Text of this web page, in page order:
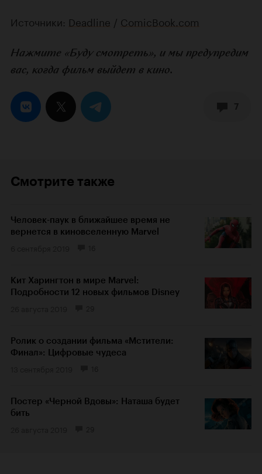
Источники: Deadline / ComicBook.com
Нажмите «Буду смотреть», и мы предупредим
вас, когда фильм выйдет в кино.
Смотрите также
Человек-паук в ближайшее время не
вернется в киновселенную Marvel
Кит Харингтон в мире Marvel:
Подробности 12 новых фильмов Disney
Ролик о создании фильма «Мстители:
Финал»: Цифровые чудеса
Постер «Черной Вдовы»: Наташа будет
бить